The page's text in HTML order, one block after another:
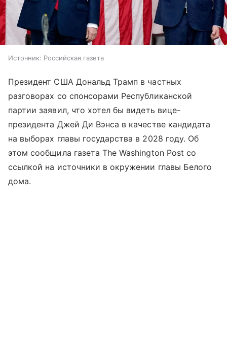
Источник: Российская газета
Президент США Дональд Трамп в частных
разговорах со спонсорами Республиканской
партии заявил, что хотел бы видеть вице-
президента Джей Ди Вэнса в качестве кандидата
на выборах главы государства в 2028 году. Об
этом сообщила газета The Washington Post со
ссылкой на источники в окружении главы Белого
дома.